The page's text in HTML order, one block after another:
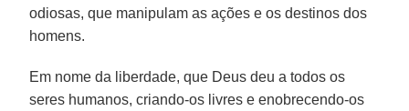
odiosas, que manipulam as ações e os destinos dos
homens.
Em nome da liberdade, que Deus deu a todos os
seres humanos, criando-os livres e enobrecendo-os